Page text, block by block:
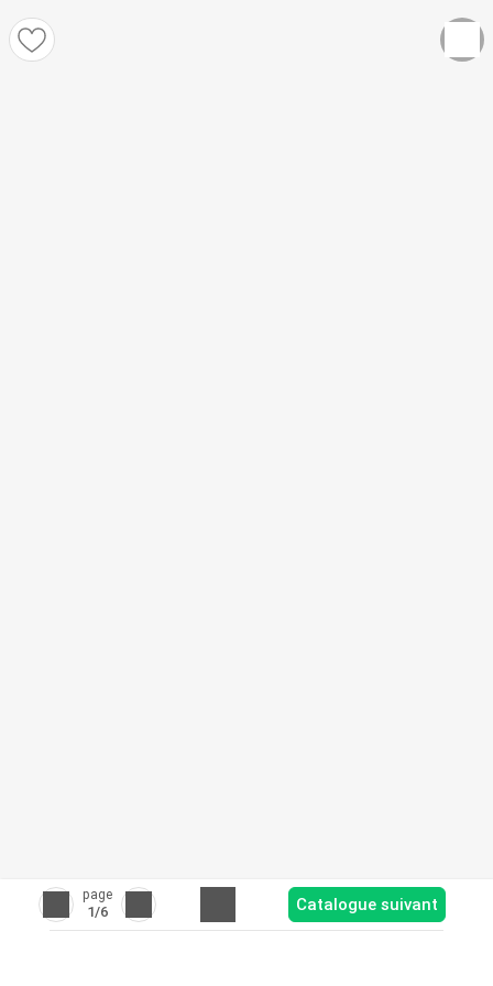
page
1/6 Catalogue suivant